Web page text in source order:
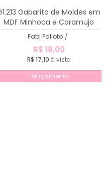
Gabarito de Moldes em
MDF Minhoca e Caramujo
Fabi Palioto /
R$ 18,00
R$ 17,10 à vista
Lançamento